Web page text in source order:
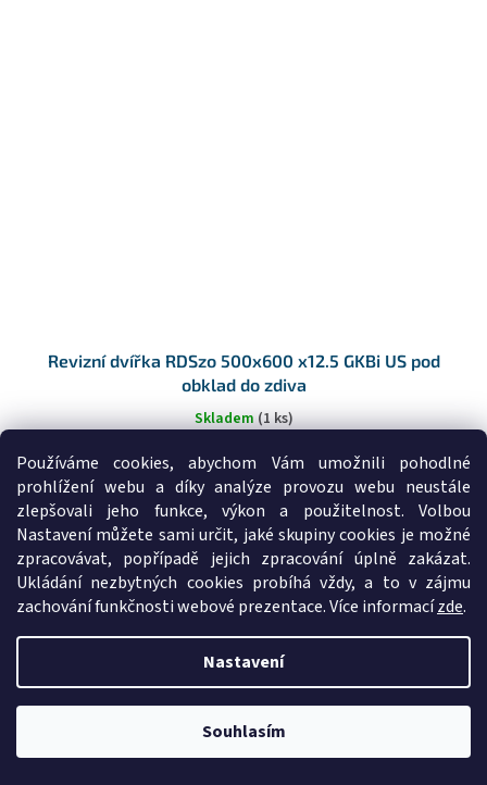
Používáme cookies, abychom Vám umožnili pohodlné
prohlížení webu a díky analýze provozu webu neustále
zlepšovali jeho funkce, výkon a použitelnost. Volbou
Nastavení můžete sami určit, jaké skupiny cookies je možné
zpracovávat, popřípadě jejich zpracování úplně zakázat.
Ukládání nezbytných cookies probíhá vždy, a to v zájmu
zachování funkčnosti webové prezentace. Více informacízde.
Nastavení
Souhlasím
Revizní dvířka RDSzo 500x600 x12.5 GKBi US pod
obklad do zdiva
Skladem(1 ks)
1 629 Kč/ ks
DO KOŠÍKU
Revizní, dvířka, hliníková, pro, WC, koupelnová, domovní, do,
koupelny,...
Kód:22928